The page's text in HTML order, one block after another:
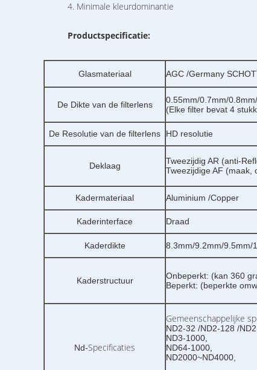
4. Minimale kleurdominantie
Productspecificatie:
Glasmateriaal AGC /Germany
De Dikte van de filterlens
0.55mm/0.7mm/
(Elke filter bevat 4
De Resolutie van de filterlens HD resolutie
Deklaag
Tweezijdig AR (anti-
Tweezijdige AF (maak,
Kadermateriaal Aluminium /Copper
Kaderinterface Draad
Kaderdikte 8.3mm/9.2mm/9.5mm/
Kaderstructuur
Onbeperkt: (kan 360
Beperkt: (beperkte
Nd-Specificaties
Gemeenschappelijke
ND2-32 /ND2-128 /
ND3-1000,
ND64-1000,
ND2000~ND4000,